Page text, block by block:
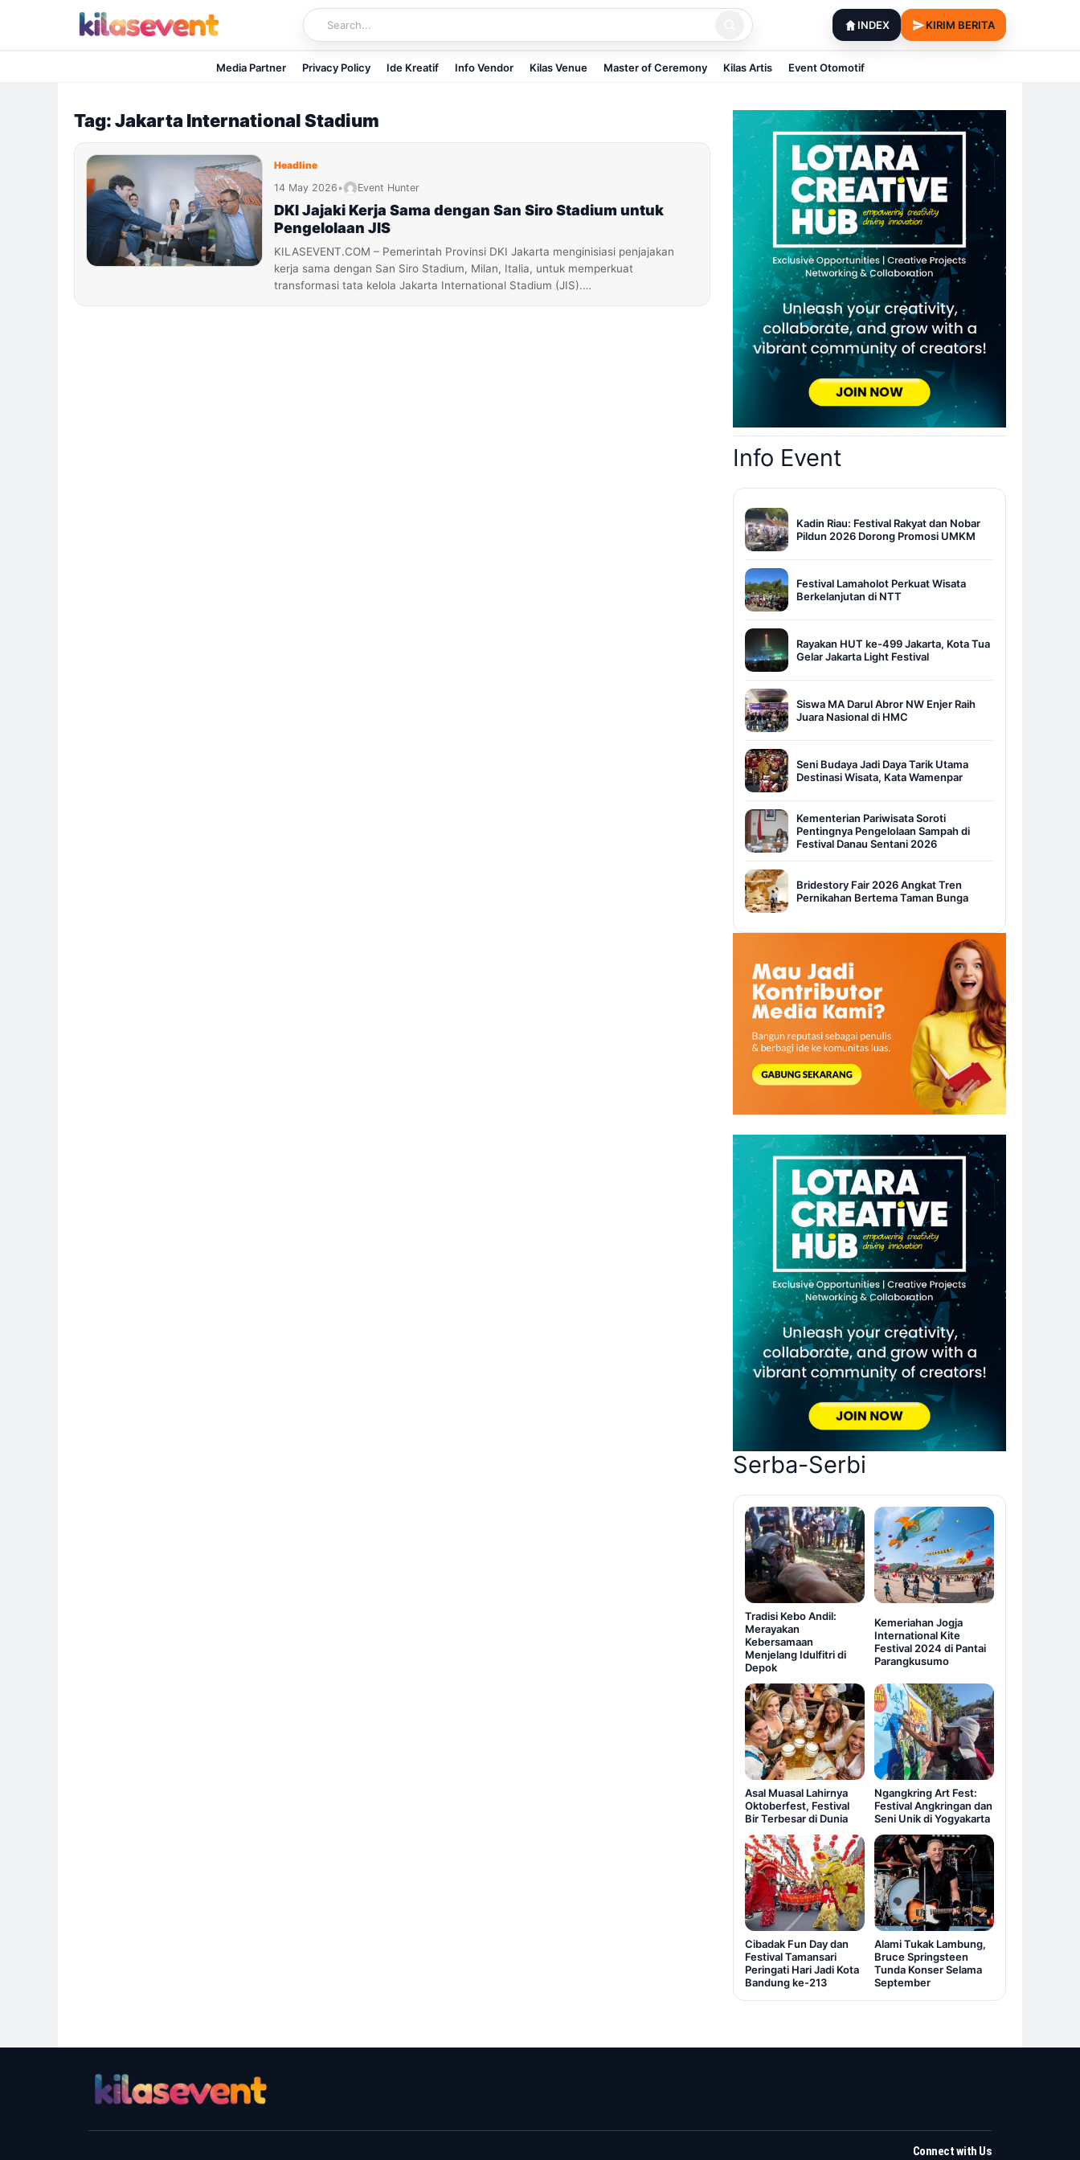
INDEX KIRIM BERITA
Media Partner Privacy Policy Ide Kreatif Info Vendor Kilas Venue Master of Ceremony Kilas Artis Event Otomotif
Tag: Jakarta International Stadium
Headline
14 May 2026• Event Hunter
DKI Jajaki Kerja Sama dengan San Siro Stadium untuk
Pengelolaan JIS
KILASEVENT.COM – Pemerintah Provinsi DKI Jakarta menginisiasi penjajakan
kerja sama dengan San Siro Stadium, Milan, Italia, untuk memperkuat
transformasi tata kelola Jakarta International Stadium (JIS).…
Info Event
Kadin Riau: Festival Rakyat dan Nobar
Pildun 2026 Dorong Promosi UMKM
Festival Lamaholot Perkuat Wisata
Berkelanjutan di NTT
Rayakan HUT ke-499 Jakarta, Kota Tua
Gelar Jakarta Light Festival
Siswa MA Darul Abror NW Enjer Raih
Juara Nasional di HMC
Seni Budaya Jadi Daya Tarik Utama
Destinasi Wisata, Kata Wamenpar
Kementerian Pariwisata Soroti
Pentingnya Pengelolaan Sampah di
Festival Danau Sentani 2026
Bridestory Fair 2026 Angkat Tren
Pernikahan Bertema Taman Bunga
Serba-Serbi
Tradisi Kebo Andil:
Merayakan
Kebersamaan
Menjelang Idulfitri di
Depok
Kemeriahan Jogja
International Kite
Festival 2024 di Pantai
Parangkusumo
Asal Muasal Lahirnya
Oktoberfest, Festival
Bir Terbesar di Dunia
Ngangkring Art Fest:
Festival Angkringan dan
Seni Unik di Yogyakarta
Cibadak Fun Day dan
Festival Tamansari
Peringati Hari Jadi Kota
Bandung ke-213
Alami Tukak Lambung,
Bruce Springsteen
Tunda Konser Selama
September
Connect with Us